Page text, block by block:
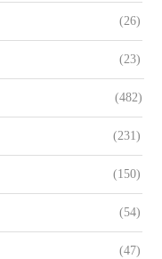
(26)
(23)
(482)
(231)
(150)
(54)
(47)